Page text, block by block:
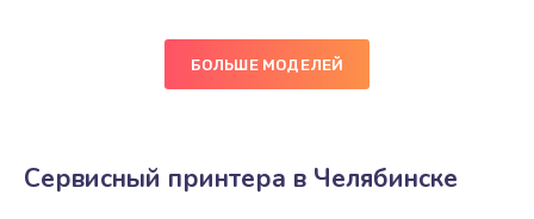
БОЛЬШЕ МОДЕЛЕЙ
Сервисный принтера в Челябинске